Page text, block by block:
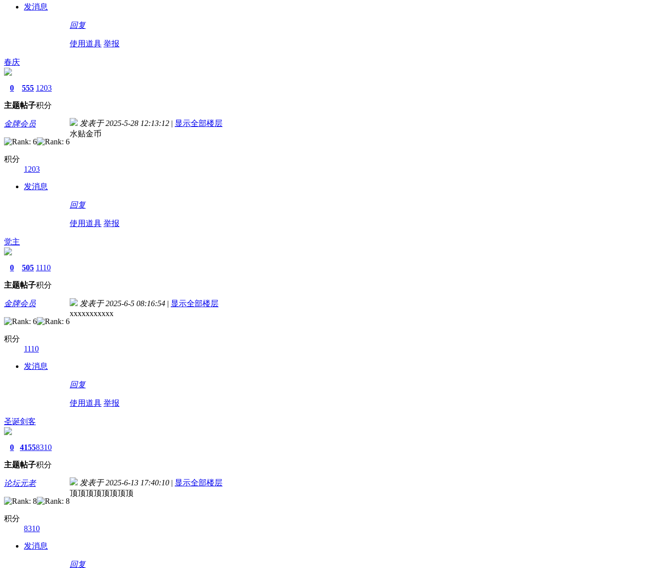
发消息
回复
使用道具 举报
春庆
0
主题
555
帖子
1203
积分
金牌会员
积分
1203
发消息
发表于 2025-5-28 12:13:12 | 显示全部楼层
水贴金币
回复
使用道具 举报
觉主
0
主题
505
帖子
1110
积分
金牌会员
积分
1110
发消息
发表于 2025-6-5 08:16:54 | 显示全部楼层
xxxxxxxxxxx
回复
使用道具 举报
圣诞剑客
0
主题
4155
帖子
8310
积分
论坛元老
积分
8310
发消息
发表于 2025-6-13 17:40:10 | 显示全部楼层
顶顶顶顶顶顶顶顶
回复